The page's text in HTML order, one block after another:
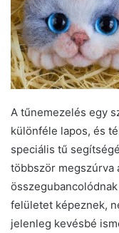
A tűnemezelés egy
különféle lapos, és
speciális tű
többször megszúrva
felületet képeznek,
jelenleg kevésbé